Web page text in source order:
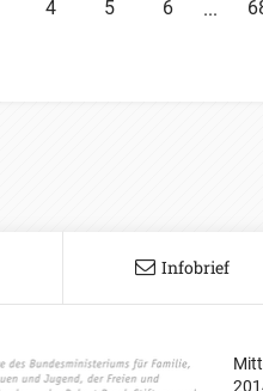
4 5 6 ...
Infobrief